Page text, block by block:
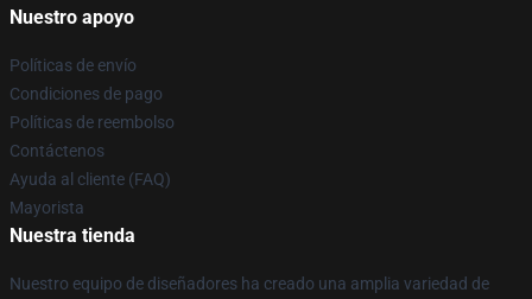
Nuestro apoyo
Políticas de envío
Condiciones de pago
Políticas de reembolso
Contáctenos
Ayuda al cliente (FAQ)
Mayorista
Nuestra tienda
Nuestro equipo de diseñadores ha creado una amplia variedad de